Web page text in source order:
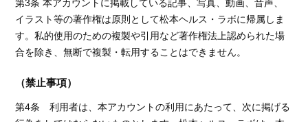
第3条 本アカウントに掲載している記事、写真、動画、音声、
イラスト等の著作権は原則として松本ヘルス・ラボに帰属しま
す。私的使用のための複製や引用など著作権法上認められた場
合を除き、無断で複製・転用することはできません。
（禁止事項）
第4条 利用者は、本アカウントの利用にあたって、次に掲げる